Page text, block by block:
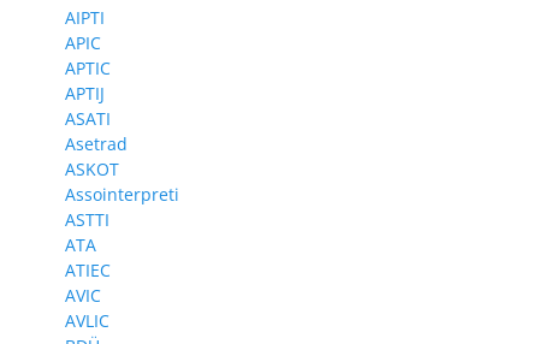
AIPTI
APIC
APTIC
APTIJ
ASATI
Asetrad
ASKOT
Assointerpreti
ASTTI
ATA
ATIEC
AVIC
AVLIC